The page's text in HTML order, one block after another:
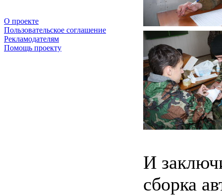
О проекте
Пользовательское соглашение
Рекламодателям
Помощь проекту
И
сборка